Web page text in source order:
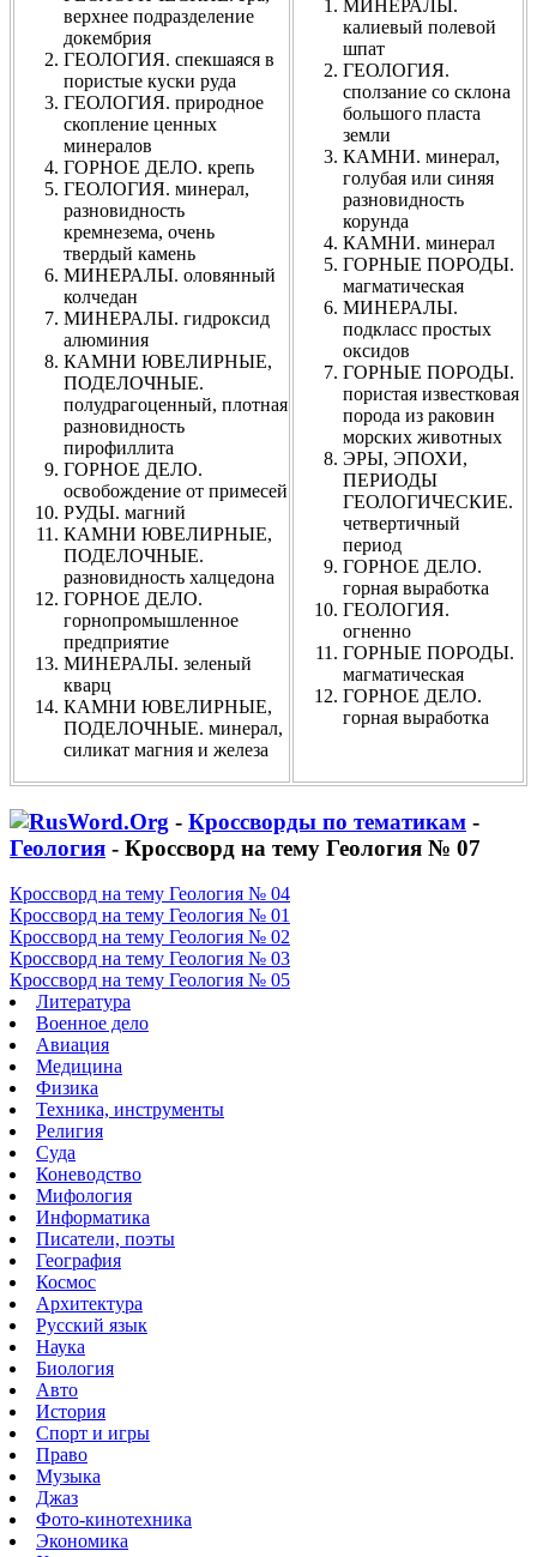
верхнее подразделение
докембрия
ГЕОЛОГИЯ. спекшаяся в
пористые куски руда
ГЕОЛОГИЯ. природное
скопление ценных
минералов
ГОРНОЕ ДЕЛО. крепь
ГЕОЛОГИЯ. минерал,
разновидность
кремнезема, очень
твердый камень
МИНЕРАЛЫ. оловянный
колчедан
МИНЕРАЛЫ. гидроксид
алюминия
КАМНИ ЮВЕЛИРНЫЕ,
ПОДЕЛОЧНЫЕ.
полудрагоценный, плотная
разновидность
пирофиллита
ГОРНОЕ ДЕЛО.
освобождение от примесей
РУДЫ. магний
КАМНИ ЮВЕЛИРНЫЕ,
ПОДЕЛОЧНЫЕ.
разновидность халцедона
ГОРНОЕ ДЕЛО.
горнопромышленное
предприятие
МИНЕРАЛЫ. зеленый
кварц
КАМНИ ЮВЕЛИРНЫЕ,
ПОДЕЛОЧНЫЕ. минерал,
силикат магния и железа
МИНЕРАЛЫ.
калиевый полевой
шпат
ГЕОЛОГИЯ.
сползание со склона
большого пласта
земли
КАМНИ. минерал,
голубая или синяя
разновидность
корунда
КАМНИ. минерал
ГОРНЫЕ ПОРОДЫ.
магматическая
МИНЕРАЛЫ.
подкласс простых
оксидов
ГОРНЫЕ ПОРОДЫ.
пористая известковая
порода из раковин
морских животных
ЭРЫ, ЭПОХИ,
ПЕРИОДЫ
ГЕОЛОГИЧЕСКИЕ.
четвертичный
период
ГОРНОЕ ДЕЛО.
горная выработка
ГЕОЛОГИЯ.
огненно
ГОРНЫЕ ПОРОДЫ.
магматическая
ГОРНОЕ ДЕЛО.
горная выработка
- Кроссворды по тематикам -
Геология - Кроссворд на тему Геология № 07
Кроссворд на тему Геология № 04
Кроссворд на тему Геология № 01
Кроссворд на тему Геология № 02
Кроссворд на тему Геология № 03
Кроссворд на тему Геология № 05
Литература
Военное дело
Авиация
Медицина
Физика
Техника, инструменты
Религия
Суда
Коневодство
Мифология
Информатика
Писатели, поэты
География
Космос
Архитектура
Русский язык
Наука
Биология
Авто
История
Спорт и игры
Право
Музыка
Джаз
Фото-кинотехника
Экономика